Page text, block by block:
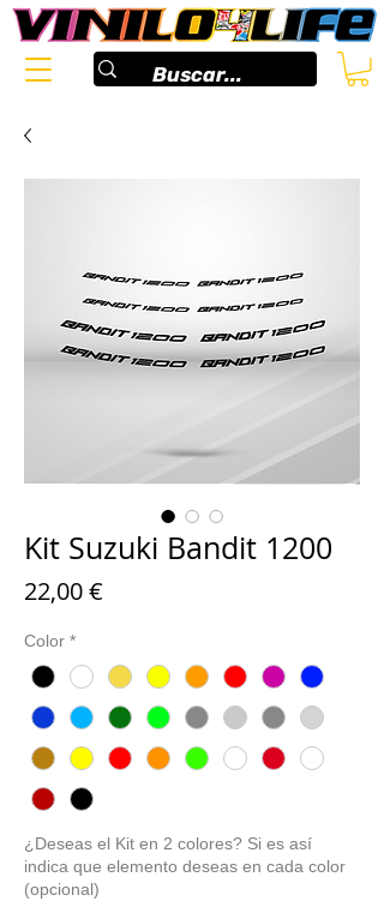
Kit Suzuki Bandit 1200
22,00 €
Color *
¿Deseas el Kit en 2 colores? Si es así
indica que elemento deseas en cada color
(opcional)